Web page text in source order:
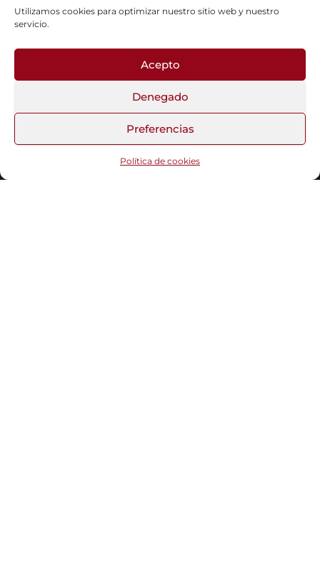
Utilizamos cookies para optimizar nuestro sitio web y nuestro
servicio.
Acepto
Denegado
Preferencias
Política de cookies
Fotos del Blog
Funciona gracias aWordPress |Tema:Head Blog